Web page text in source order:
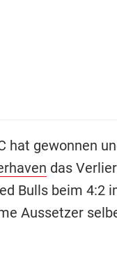
hat gewonnen
das
Bulls beim 4:2
Aussetzer